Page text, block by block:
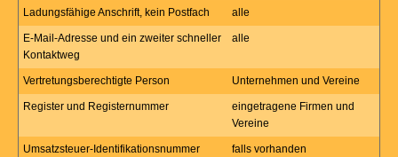
Ladungsfähige Anschrift, kein Postfach alle
E-Mail-Adresse und ein zweiter schneller
Kontaktweg
alle
Vertretungsberechtigte Person Unternehmen und Vereine
Register und Registernummer
eingetragene Firmen und
Vereine
Umsatzsteuer-Identifikationsnummer falls vorhanden